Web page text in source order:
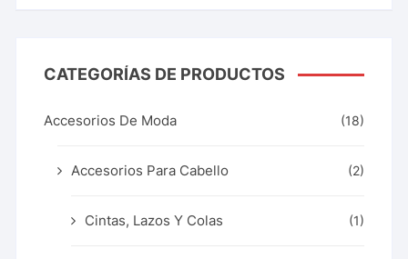
CATEGORÍAS DE PRODUCTOS
Accesorios De Moda (18)
Accesorios Para Cabello (2)
Cintas, Lazos Y Colas (1)